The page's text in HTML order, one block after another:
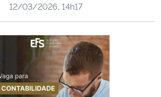
Inovações e Comunicações
12/03/2026, 14h17